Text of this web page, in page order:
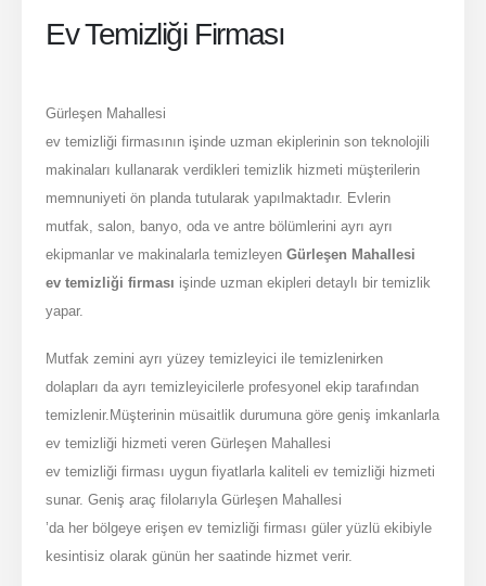
Ev Temizliği Firması
Gürleşen Mahallesi
ev temizliği firmasının işinde uzman ekiplerinin son teknolojili
makinaları kullanarak verdikleri temizlik hizmeti müşterilerin
memnuniyeti ön planda tutularak yapılmaktadır. Evlerin
mutfak, salon, banyo, oda ve antre bölümlerini ayrı ayrı
ekipmanlar ve makinalarla temizleyenGürleşen Mahallesi
ev temizliği firması işinde uzman ekipleri detaylı bir temizlik
yapar.
Mutfak zemini ayrı yüzey temizleyici ile temizlenirken
dolapları da ayrı temizleyicilerle profesyonel ekip tarafından
temizlenir.Müşterinin müsaitlik durumuna göre geniş imkanlarla
ev temizliği hizmeti veren Gürleşen Mahallesi
ev temizliği firması uygun fiyatlarla kaliteli ev temizliği hizmeti
sunar. Geniş araç filolarıyla Gürleşen Mahallesi
’da her bölgeye erişen ev temizliği firması güler yüzlü ekibiyle
kesintisiz olarak günün her saatinde hizmet verir.